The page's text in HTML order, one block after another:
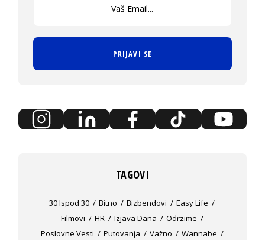
PRIJAVI SE
TAGOVI
30 Ispod 30 Bitno Bizbendovi
Easy Life
Filmovi
HR Izjava Dana
Odrzime
Poslovne Vesti
Putovanja Važno
Wannabe